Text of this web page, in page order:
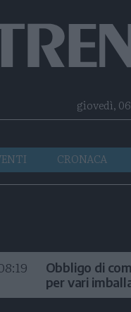
Telegram
RSSgiovedì,
CRONACA
Obbligo di
per vari
ortofrutta